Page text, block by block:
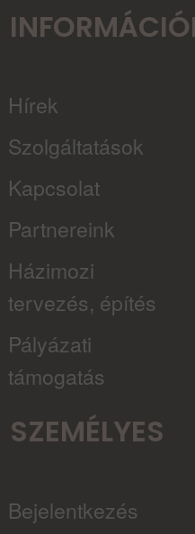
Hírek
Szolgáltatások
Kapcsolat
Partnereink
Házimozi
tervezés, építés
Pályázati
támogatás
SZEMÉLYES
Bejelentkezés